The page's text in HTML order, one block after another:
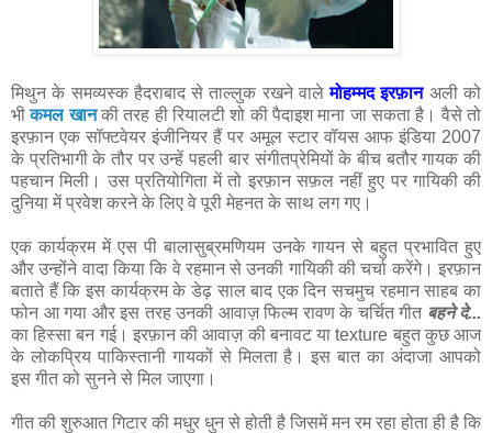
मिथुन के समव्यस्क हैदराबाद से ताल्लुक रखने वालेमोहम्मद इरफ़ानअली को
भीकमल खानकी तरह ही रियालटी शो की पैदाइश माना जा सकता है। वैसे तो
इरफ़ान एक सॉफ्टवेयर इंजीनियर हैं पर अमूल स्टार वॉयस आफ इंडिया 2007
के प्रतिभागी के तौर पर उन्हें पहली बार संगीतप्रेमियों के बीच बतौर गायक की
पहचान मिली। उस प्रतियोगिता में तो इरफ़ान सफ़ल नहीं हुए पर गायिकी की
दुनिया में प्रवेश करने के लिए वे पूरी मेहनत के साथ लग गए।
एक कार्यक्रम में एस पी बालासुब्रमणियम उनके गायन से बहुत प्रभावित हुए
और उन्होंने वादा किया कि वे रहमान से उनकी गायिकी की चर्चा करेंगे। इरफ़ान
बताते हैं कि इस कार्यक्रम के डेढ़ साल बाद एक दिन सचमुच रहमान साहब का
फोन आ गया और इस तरह उनकी आवाज़ फिल्म रावण के चर्चित गीत बहने दे...
का हिस्सा बन गई। इरफ़ान की आवाज़ की बनावट या texture बहुत कुछ आज
के लोकप्रिय पाकिस्तानी गायकों से मिलता है। इस बात का अंदाजा आपको
इस गीत को सुनने से मिल जाएगा।
गीत की शुरुआत गिटार की मधुर धुन से होती है जिसमें मन रम रहा होता ही है कि